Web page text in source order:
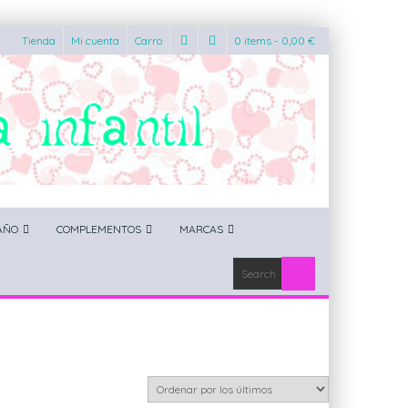
Tienda Mi cuenta Carro 0 items - 0,00 €
COMPLEMENTOS MARCAS